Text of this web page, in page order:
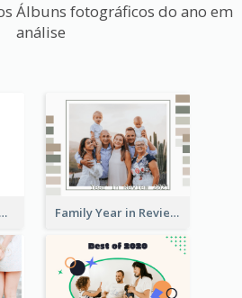
Álbuns fotográficos do ano em
análise
Blank Year in Review Photo Book Family Year in Review Photo Book